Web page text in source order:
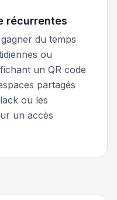
récurrentes
du temps
ou
un QR code
partagés
ou les
un accès